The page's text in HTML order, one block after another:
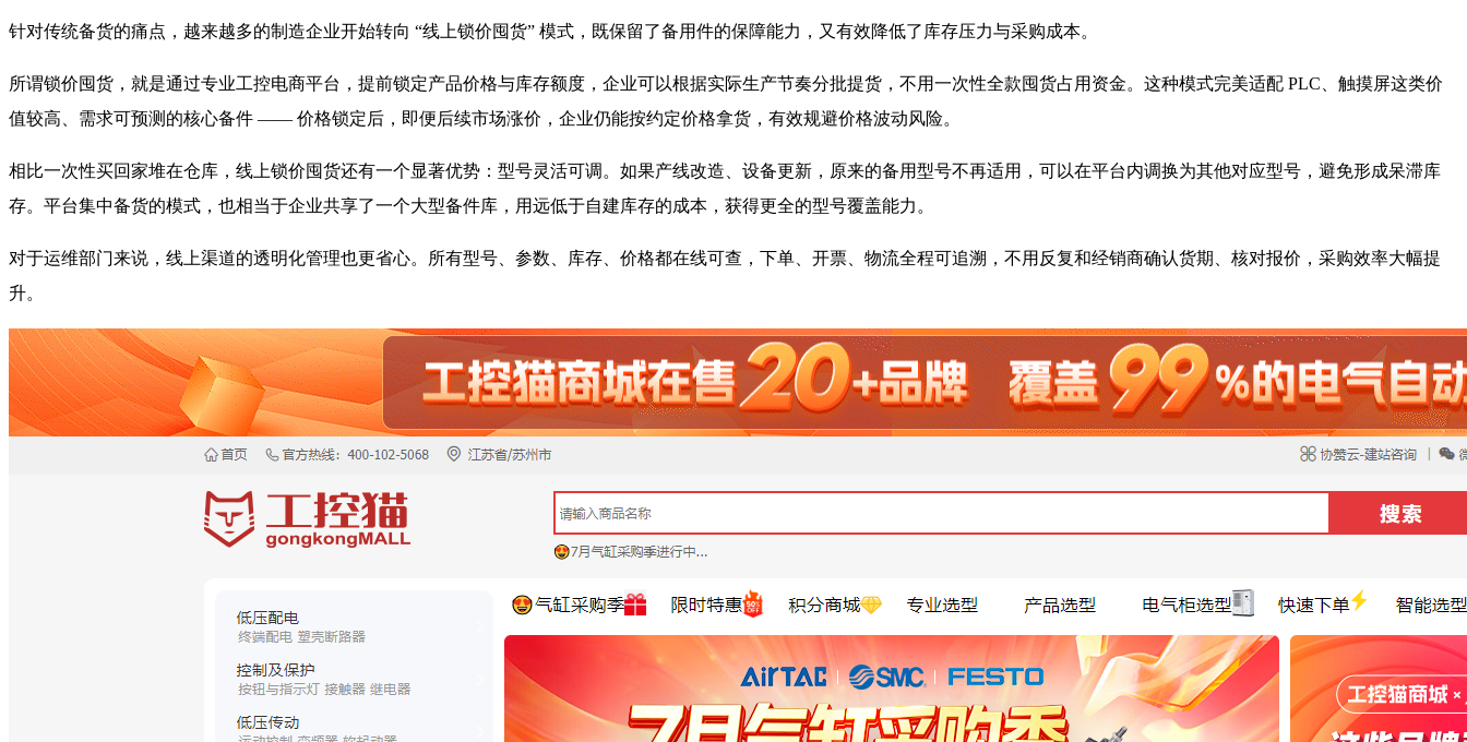
针对传统备货的痛点，越来越多的制造企业开始转向 “线上锁价囤货” 模式，既保留了备用件的保障能力，又有效降低了库存压力与采购成本。
所谓锁价囤货，就是通过专业工控电商平台，提前锁定产品价格与库存额度，企业可以根据实际生产节奏分批提货，不用一次性全款囤货占用资金。这种模式完美适配 PLC、触摸屏这类价
值较高、需求可预测的核心备件 —— 价格锁定后，即便后续市场涨价，企业仍能按约定价格拿货，有效规避价格波动风险。
相比一次性买回家堆在仓库，线上锁价囤货还有一个显著优势：型号灵活可调。如果产线改造、设备更新，原来的备用型号不再适用，可以在平台内调换为其他对应型号，避免形成呆滞库
存。平台集中备货的模式，也相当于企业共享了一个大型备件库，用远低于自建库存的成本，获得更全的型号覆盖能力。
对于运维部门来说，线上渠道的透明化管理也更省心。所有型号、参数、库存、价格都在线可查，下单、开票、物流全程可追溯，不用反复和经销商确认货期、核对报价，采购效率大幅提
升。